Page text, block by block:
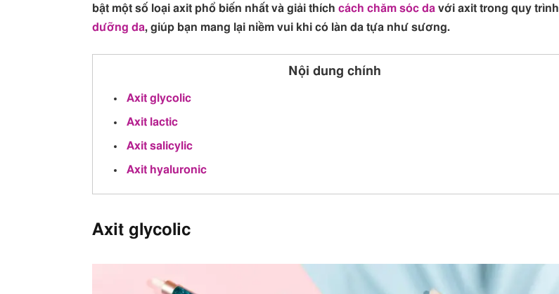
bật một số loại axit phổ biến nhất và giải thíchcách chăm sóc da với axit trong quy trình
dưỡng da, giúp bạn mang lại niềm vui khi có làn da tựa như sương.
Nội dung chính
Axit glycolic
Axit lactic
Axit salicylic
Axit hyaluronic
Axit glycolic